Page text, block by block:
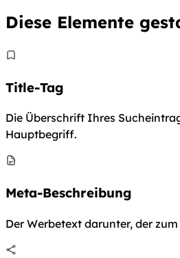
Diese Elemente
Title-Tag
Die Überschrift Ihres
Hauptbegriff.
Meta-Beschreibung
Der Werbetext darunter, der